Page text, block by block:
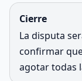
Cierre
La disputa
confirmar
agotar todas